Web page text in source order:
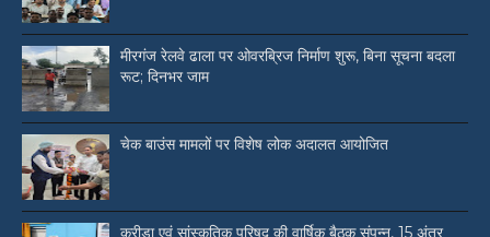
मीरगंज रेलवे ढाला पर ओवरब्रिज निर्माण शुरू, बिना सूचना बदला
रूट; दिनभर जाम
चेक बाउंस मामलों पर विशेष लोक अदालत आयोजित